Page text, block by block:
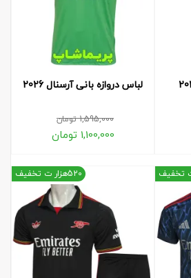
لباس دروازه بانی آرسنال 2026
1,595,000تومان
1,100,000 تومان
520هزار ت تخفیف